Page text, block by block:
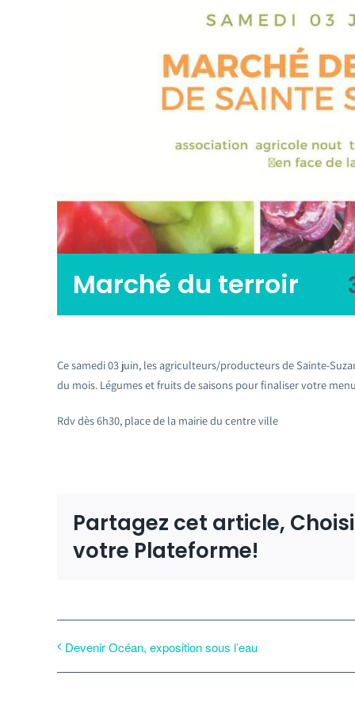
Marché du terroir
Ce samedi 03 juin, les agriculteurs/producteurs de Sainte-
du mois. Légumes et fruits de saisons pour finaliser votre
Rdv dès 6h30, place de la mairie du centre ville
Partagez cet article,
votre Plateforme!
Devenir Océan, exposition sous l’eau